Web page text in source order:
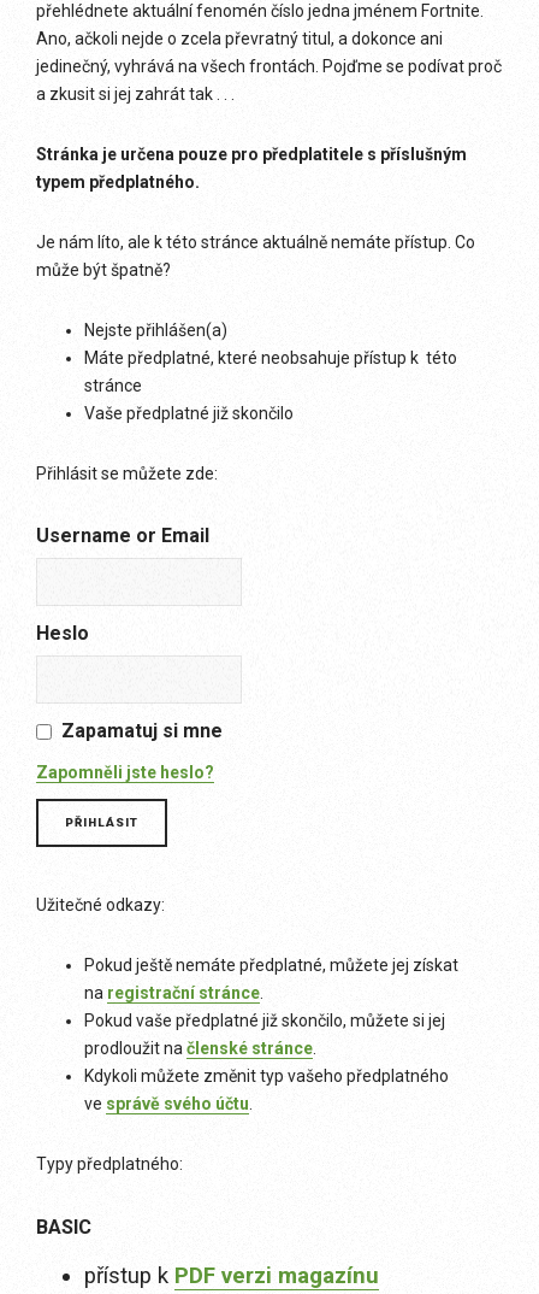
přehlédnete aktuální fenomén číslo jedna jménem Fortnite.
Ano, ačkoli nejde o zcela převratný titul, a dokonce ani
jedinečný, vyhrává na všech frontách. Pojďme se podívat proč
a zkusit si jej zahrát tak . . .
Stránka je určena pouze pro předplatitele s příslušným
typem předplatného.
Je nám líto, ale k této stránce aktuálně nemáte přístup. Co
může být špatně?
Nejste přihlášen(a)
Máte předplatné, které neobsahuje přístup k této
stránce
Vaše předplatné již skončilo
Přihlásit se můžete zde:
Username or Email
Heslo
Zapamatuj si mne
Zapomněli jste heslo?
Užitečné odkazy:
Pokud ještě nemáte předplatné, můžete jej získat
na registrační stránce
Pokud vaše předplatné již skončilo, můžete si jej
prodloužit na členské stránce
Kdykoli můžete změnit typ vašeho předplatného
ve správě svého účtu
Typy předplatného:
BASIC
přístup k PDF verzi magazínu